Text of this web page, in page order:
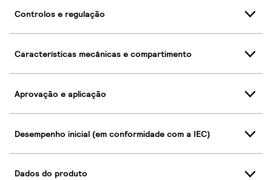
Controlos e regulação
Características mecânicas e compartimento
Aprovação e aplicação
Desempenho inicial (em conformidade com a IEC)
Dados do produto